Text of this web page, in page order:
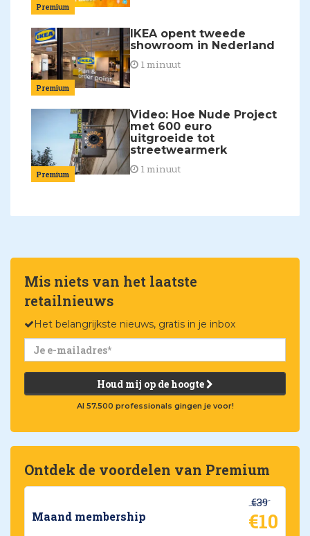
Premium
Premium
IKEA opent tweede
showroom in Nederland
1 minuut
Premium
Video: Hoe Nude Project
met 600 euro
uitgroeide tot
streetwearmerk
1 minuut
Mis niets van het laatste
retailnieuws
Het belangrijkste nieuws, gratis in je inbox
Houd mij op de hoogte
Al 57.500 professionals gingen je voor!
Ontdek de voordelen van Premium
Maand membership
€39
€10